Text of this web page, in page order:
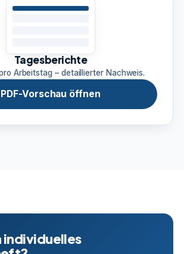
Tagesberichte
Arbeitstag – detaillierter Nachweis.
PDF-Vorschau öffnen
individuelles